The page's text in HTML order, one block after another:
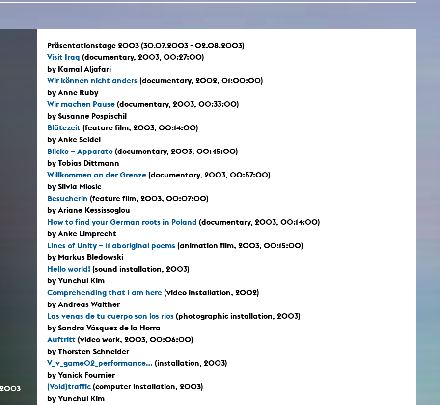
Präsentationstage 2003 (30.07.2003 - 02.08.2003)
Visit Iraq (documentary, 2003, 00:27:00)
by Kamal Aljafari
Wir können nicht anders (documentary, 2002, 01:00:00)
by Anne Ruby
Wir machen Pause (documentary, 2003, 00:33:00)
by Susanne Pospischil
Blütezeit (feature film, 2003, 00:14:00)
by Anke Seidel
Blicke – Apparate (documentary, 2003, 00:45:00)
by Tobias Dittmann
Willkommen an der Grenze (documentary, 2003, 00:57:00)
by Silvia Miosic
Besucherin (feature film, 2003, 00:07:00)
by Ariane Kessissoglou
How to find your German roots in Poland (documentary, 2003, 00:14:00)
by Anke Limprecht
Lines of Unity – 11 aboriginal poems (animation film, 2003, 00:15:00)
by Markus Bledowski
Hello world! (sound installation, 2003)
by Yunchul Kim
Comprehending that I am here (video installation, 2002)
by Andreas Walther
Las venas de tu cuerpo son los rios (photographic installation, 2003)
by Sandra Vásquez de la Horra
Auftritt (video work, 2003, 00:06:00)
by Thorsten Schneider
V_v_game02_performance... (installation, 2003)
by Yanick Fournier
(Void)traffic (computer installation, 2003)
by Yunchul Kim